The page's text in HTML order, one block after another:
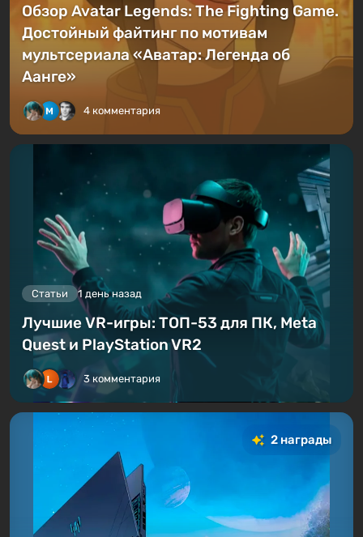
Обзор Avatar Legends: The Fighting Game.
Достойный файтинг по мотивам
мультсериала «Аватар: Легенда об
Аанге»
4 комментария
Статьи 1 день назад
Лучшие VR-игры: ТОП-53 для ПК, Meta
Quest и PlayStation VR2
3 комментария
2 награды